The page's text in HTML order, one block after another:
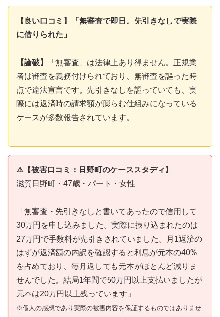
【良い口コミ】「無審査で即日。先引きなしで実際
に借りられた」
【論破】
「無審査」は法律上あり得ません。正規業
者は審査を義務付けられており、無審査を謳った時
点で違法宣言です。先引きなしを謳っていても、実
際には返済時の請求額が膨らむ仕組みになっている
ケースが多数報告されています。
⚠️【被害口コミ：日野町のケーススタディ】
滋賀日野町・47歳・パート・女性
「無審査・先引きなしと書いてあったので信用して
30万円を申し込みました。実際に振り込まれたのは
27万円で手数料が先引きされていました。月1返済の
はずが返済額の内訳を確認すると利息が元本の40%
を占めており、毎月返しても元本がほとんど減りま
せんでした。結局1年間で50万円以上支払いましたが
元本は20万円以上残っています」
※個人の感想であり実際の被害内容を保証するものではありませ